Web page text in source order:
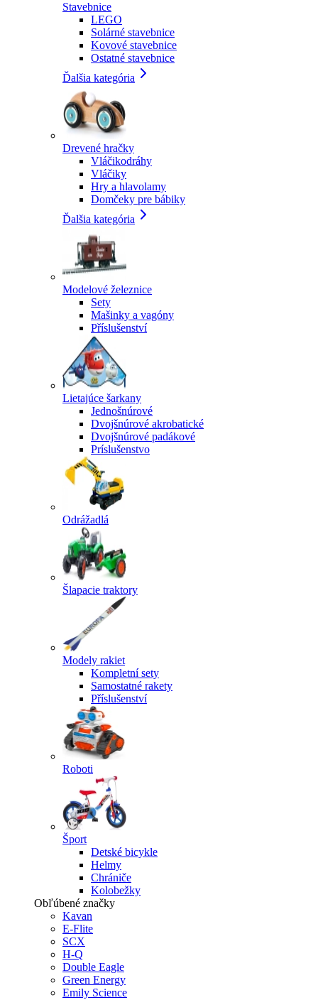
Stavebnice
LEGO
Solárné stavebnice
Kovové stavebnice
Ostatné stavebnice
Ďalšia kategória
Drevené hračky
Vláčikodráhy
Vláčiky
Hry a hlavolamy
Domčeky pre bábiky
Ďalšia kategória
Modelové železnice
Sety
Mašinky a vagóny
Příslušenství
Lietajúce šarkany
Jednošnúrové
Dvojšnúrové akrobatické
Dvojšnúrové padákové
Príslušenstvo
Odrážadlá
Šlapacie traktory
Modely rakiet
Kompletní sety
Samostatné rakety
Příslušenství
Roboti
Šport
Detské bicykle
Helmy
Chrániče
Kolobežky
Obľúbené značky
Kavan
E-Flite
SCX
H-Q
Double Eagle
Green Energy
Emily Science